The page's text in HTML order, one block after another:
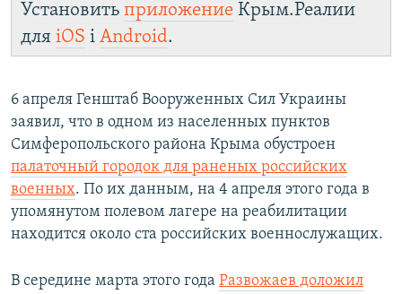
Установить приложение Крым.Реалии
для iOS і Android.
6 апреля Генштаб Вооруженных Сил Украины
заявил, что в одном из населенных пунктов
Симферопольского района Крыма обустроен
палаточный городок для раненых российских
военных. По их данным, на 4 апреля этого года в
упомянутом полевом лагере на реабилитации
находится около ста российских военнослужащих.
В середине марта этого года Развожаев доложил